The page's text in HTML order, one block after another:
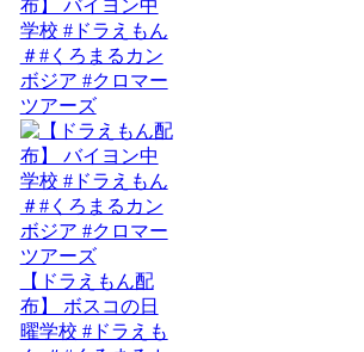
布】 バイヨン中
学校 #ドラえもん
＃#くろまるカン
ボジア #クロマー
ツアーズ
【ドラえもん配
布】 ボスコの日
曜学校 #ドラえも